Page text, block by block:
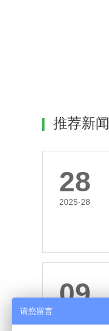
推荐新闻
28
2025-28
09
请您留言